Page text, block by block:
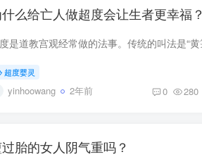
么给亡人做超度会让生者更幸福？
超度婴灵
yinhoowang 2年前 0 280
胎的女人阴气重吗？